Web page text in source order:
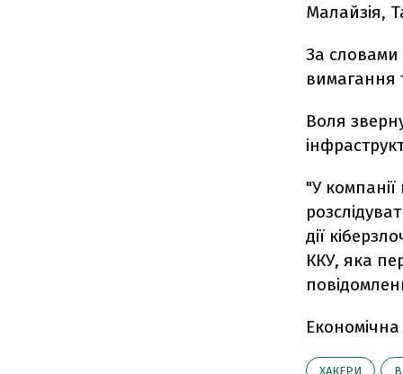
Малайзія,
За словами
вимагання
Воля
"У
дії
ККУ, яка
ХАКЕРИ